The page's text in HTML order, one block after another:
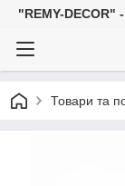
"REMY-DECOR"
Товари та